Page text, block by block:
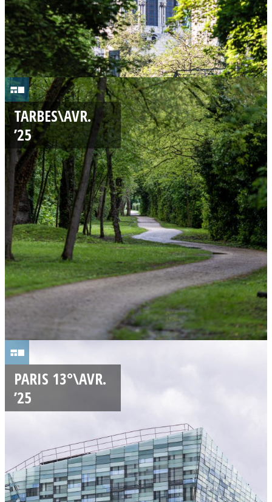
0
1
/
5
TARBES\AVR.
’25
0
0
2
PARIS 13°\AVR.
’25